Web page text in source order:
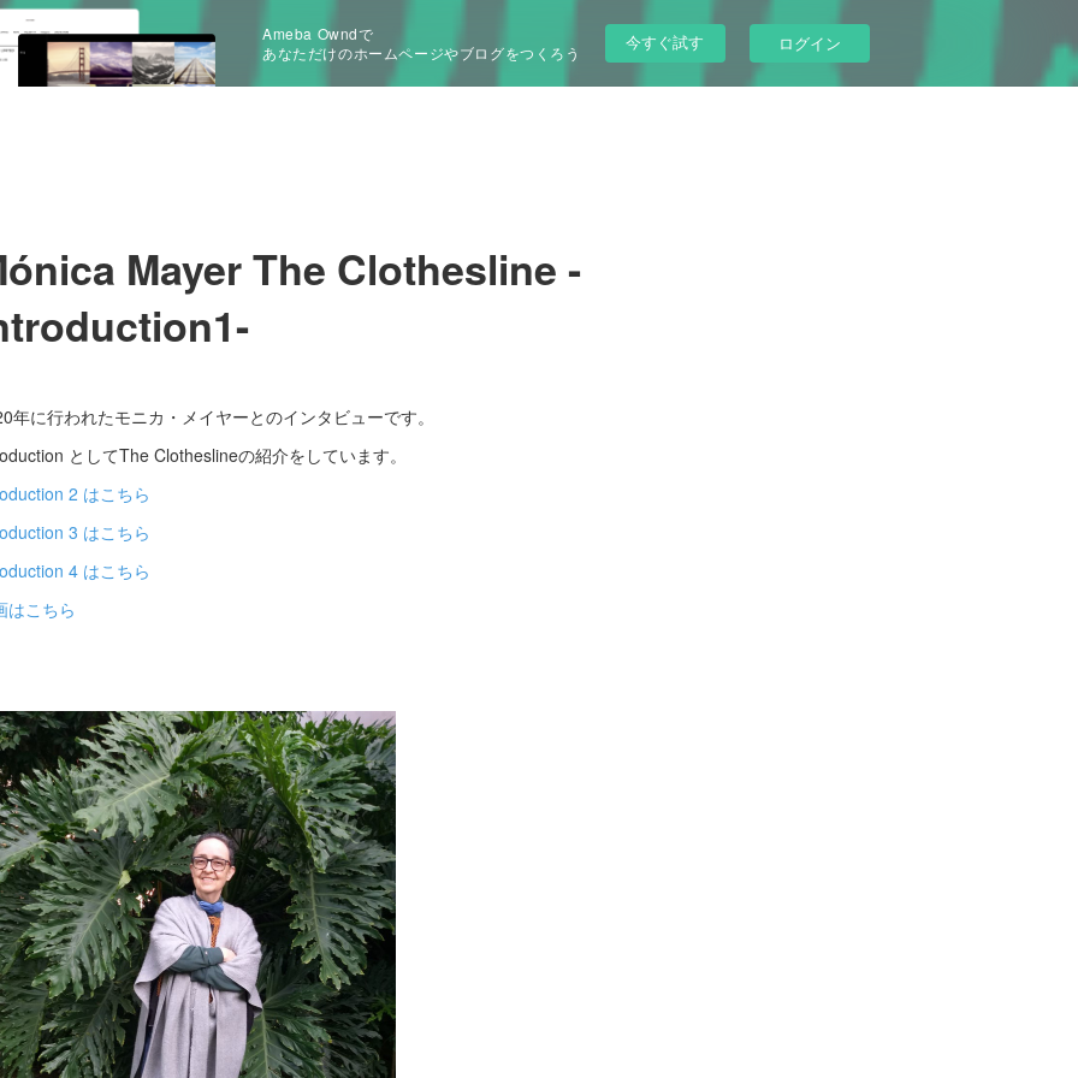
Ameba Owndで
あなただけのホームページやブログをつくろう
今すぐ試す ログイン
Mayer The Clothesline -
年に行われたモニカ・メイヤーとのインタビューです。
としてThe Clotheslineの紹介をしています。
2 はこちら
3 はこちら
4 はこちら
はこちら